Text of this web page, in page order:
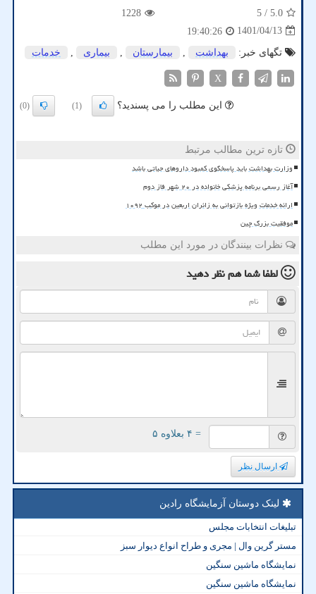
5.0
/ 5
1228
1401/04/13
19:40:26
تگهای خبر:
بهداشت بیمارستان بیماری خدمات
X
این مطلب را می پسندید؟ (1)
(0)
تازه ترین مطالب مرتبط
وزارت بهداشت باید پاسخگوی کمبود داروهای حیاتی باشد
آغاز رسمی برنامه پزشکی خانواده در ۲۰ شهر فاز دوم
ارائه خدمات ویژه بازتوانی به زائران اربعین در موکب ۱۰۹۲
موفقیت بزرگ چین
نظرات بینندگان در مورد این مطلب
لطفا شما همنظر دهید
= ۴ بعلاوه ۵
ارسال نظر
لینک دوستان آزمایشگاه رادین
تبلیغات انتخابات مجلس
مستر گرین وال | مجری و طراح انواع دیوار سبز
نمایشگاه ماشین سنگین
نمایشگاه ماشین سنگین